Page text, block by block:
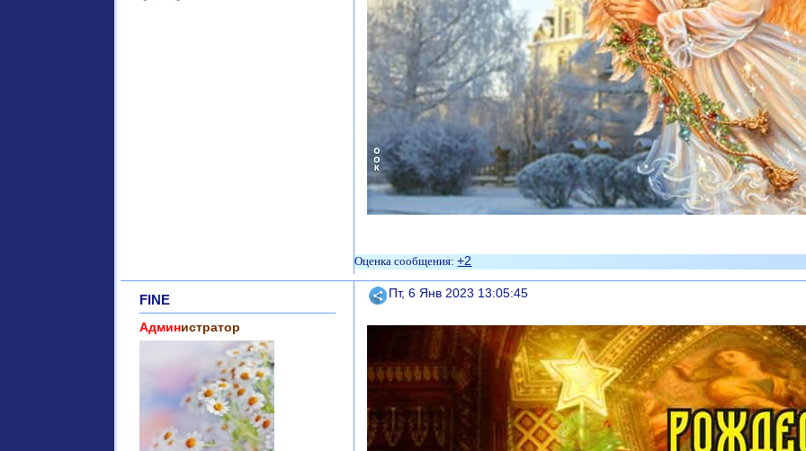
+2
Поделиться
Пт, 6 Янв 2023 13:05:45
FINE
Администратор